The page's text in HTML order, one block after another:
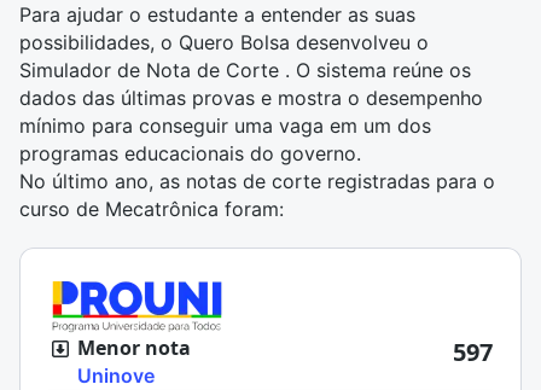
Para ajudar o estudante a entender as suas
possibilidades, o Quero Bolsa desenvolveu o
Simulador de Nota de Corte . O sistema reúne os
dados das últimas provas e mostra o desempenho
mínimo para conseguir uma vaga em um dos
programas educacionais do governo.
No último ano, as notas de corte registradas para o
curso de Mecatrônica foram:
Menor nota
Uninove
597